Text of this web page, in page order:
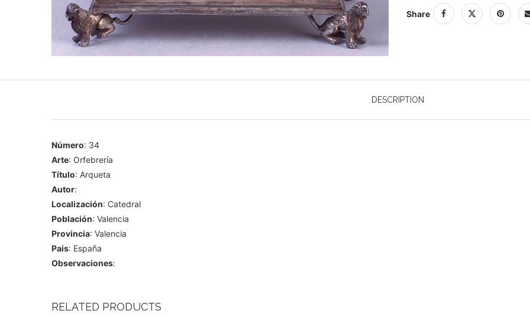
Share
DESCRIPTION
Número: 34
Arte: Orfebrería
Título: Arqueta
Autor:
Localización: Catedral
Población: Valencia
Provincia: Valencia
Pais: España
Observaciones:
RELATED PRODUCTS